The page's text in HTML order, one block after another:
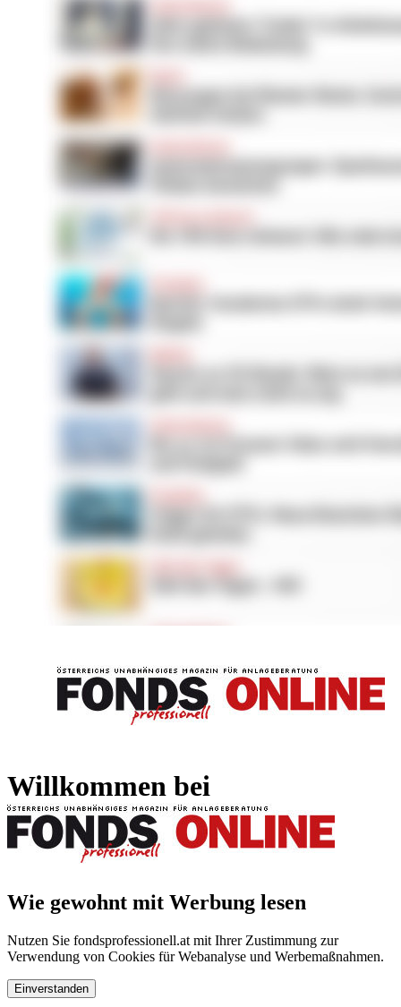
Willkommen bei
Wie gewohnt mit Werbung lesen
Nutzen Sie fondsprofessionell.at mit Ihrer Zustimmung zur
Verwendung von Cookies für Webanalyse und Werbemaßnahmen.
Einverstanden